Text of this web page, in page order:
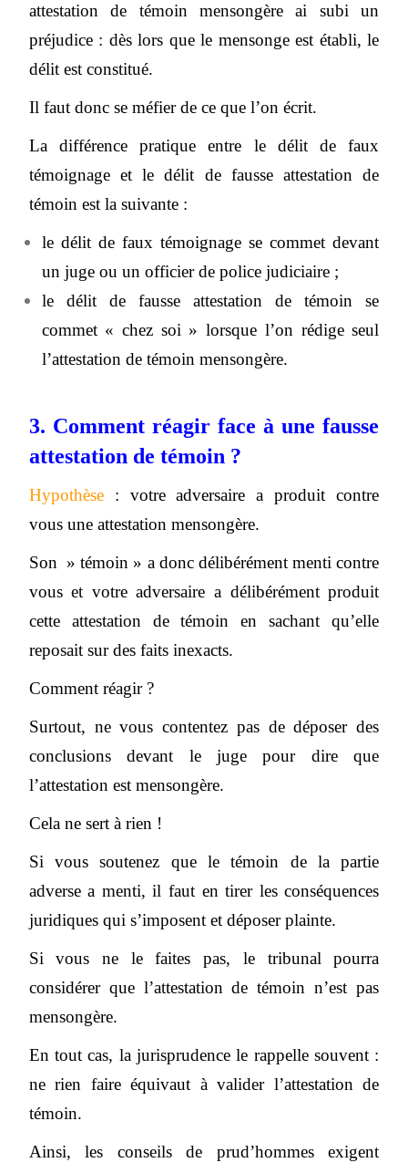
attestation de témoin mensongère ai subi un
préjudice : dès lors que le mensonge est établi, le
délit est constitué.
Il faut donc se méfier de ce que l’on écrit.
La différence pratique entre le délit de faux
témoignage et le délit de fausse attestation de
témoin est la suivante :
le délit de faux témoignage se commet devant
un juge ou un officier de police judiciaire ;
le délit de fausse attestation de témoin se
commet « chez soi » lorsque l’on rédige seul
l’attestation de témoin mensongère.
3. Comment réagir face à une fausse
attestation de témoin ?
Hypothèse: votre adversaire a produit contre
vous une attestation mensongère.
Son » témoin » a donc délibérément menti contre
vous et votre adversaire a délibérément produit
cette attestation de témoin en sachant qu’elle
reposait sur des faits inexacts.
Comment réagir ?
Surtout, ne vous contentez pas de déposer des
conclusions devant le juge pour dire que
l’attestation est mensongère.
Cela ne sert à rien !
Si vous soutenez que le témoin de la partie
adverse a menti, il faut en tirer les conséquences
juridiques qui s’imposent et déposer plainte.
Si vous ne le faites pas, le tribunal pourra
considérer que l’attestation de témoin n’est pas
mensongère.
En tout cas, la jurisprudence le rappelle souvent :
ne rien faire équivaut à valider l’attestation de
témoin.
Ainsi, les conseils de prud’hommes exigent